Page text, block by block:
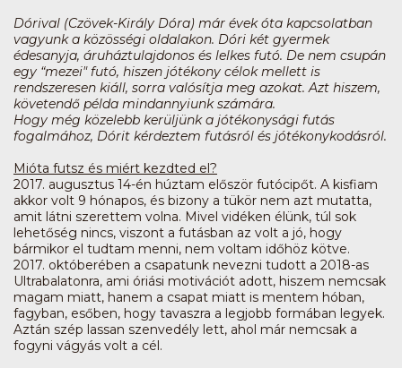
Dórival (Czövek-Király Dóra) már évek óta kapcsolatban
vagyunk a közösségi oldalakon. Dóri két gyermek
édesanyja, áruháztulajdonos és lelkes futó. De nem csupán
egy “mezei" futó, hiszen jótékony célok mellett is
rendszeresen kiáll, sorra valósítja meg azokat. Azt hiszem,
követendő példa mindannyiunk számára.
Hogy még közelebb kerüljünk a jótékonysági futás
fogalmához, Dórit kérdeztem futásról és jótékonykodásról.
Mióta futsz és miért kezdted el?
2017. augusztus 14-én húztam először futócipőt. A kisfiam
akkor volt 9 hónapos, és bizony a tükör nem azt mutatta,
amit látni szerettem volna. Mivel vidéken élünk, túl sok
lehetőség nincs, viszont a futásban az volt a jó, hogy
bármikor el tudtam menni, nem voltam időhöz kötve.
2017. októberében a csapatunk nevezni tudott a 2018-as
Ultrabalatonra, ami óriási motivációt adott, hiszem nemcsak
magam miatt, hanem a csapat miatt is mentem hóban,
fagyban, esőben, hogy tavaszra a legjobb formában legyek.
Aztán szép lassan szenvedély lett, ahol már nemcsak a
fogyni vágyás volt a cél.